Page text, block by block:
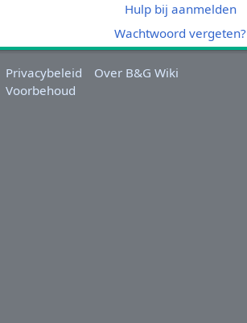
Hulp bij aanmelden
Wachtwoord vergeten?
Privacybeleid
Over B&G Wiki
Voorbehoud